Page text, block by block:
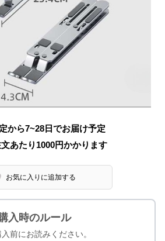
から7~28日でお届け予定
あたり 1000円かかります
お気に入りに追加する
入時のルール
前にお読みください。